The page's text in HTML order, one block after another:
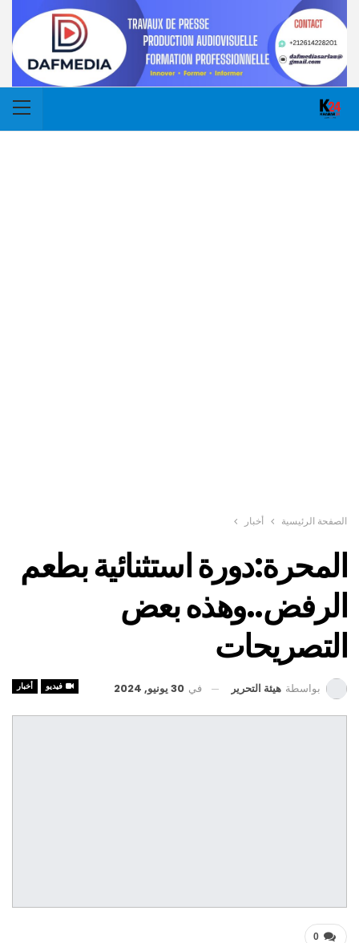
الصفحة الرئيسية أخبار
المحرة:دورة استثنائية بطعم
الرفض..وهذه بعض
التصريحات
فيديو أخبار بواسطة هيئة التحرير في 30 يونيو, 2024
0